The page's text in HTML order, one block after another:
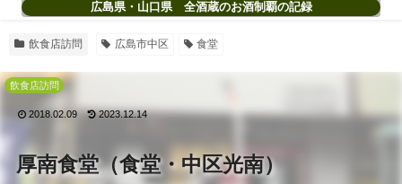
広島県・山口県 全酒蔵のお酒制覇の記録
飲食店訪問 広島市中区 食堂
厚南食堂（食堂・中区光南）
飲食店訪問
2018.02.09 2023.12.14